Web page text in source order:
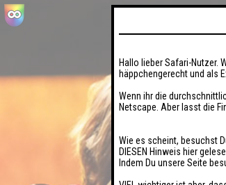
Hallo lieber Safari-Nutzer.
häppchengerecht und als
Wenn ihr die
Netscape. Aber lasst die
Wie es scheint, besuchst
DIESEN Hinweis hier
Indem Du unsere Seite